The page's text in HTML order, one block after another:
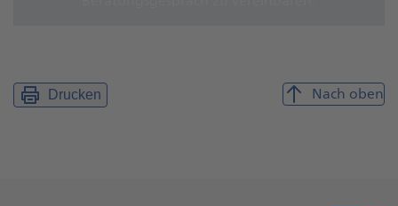
Drucken Nach oben